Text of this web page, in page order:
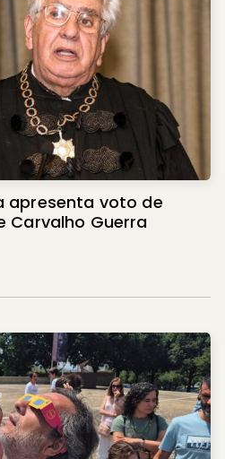
apresenta voto de
Carvalho Guerra